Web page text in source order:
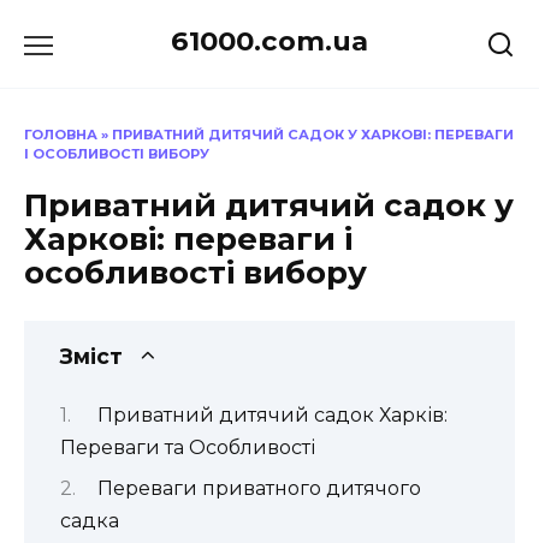
до
61000.com.ua
ГОЛОВНА » ПРИВАТНИЙ ДИТЯЧИЙ САДОК У ХАРКОВІ: ПЕРЕВАГИ
І ОСОБЛИВОСТІ ВИБОРУ
Приватний дитячий садок у
Харкові: переваги і
особливості вибору
Зміст
Приватний дитячий садок Харків:
Переваги та Особливості
Переваги приватного дитячого
садка